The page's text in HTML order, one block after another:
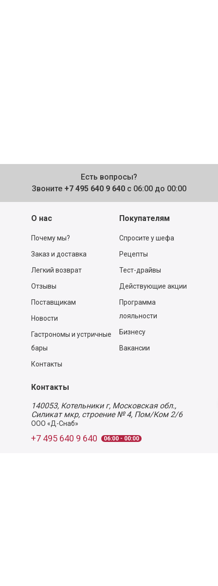
Есть вопросы?
Звоните +7 495 640 9 640 с 06:00 до 00:00
О нас
Почему мы?
Заказ и доставка
Легкий возврат
Отзывы
Поставщикам
Новости
Гастрономы и устричные
бары
Контакты
Покупателям
Спросите у шефа
Рецепты
Тест-драйвы
Действующие акции
Программа
лояльности
Бизнесу
Вакансии
Контакты
140053, Котельники г, Московская обл.,
Силикат мкр, строение № 4, Пом/Ком 2/6
ООО «Д-Снаб»
+7 495 640 9 640 06:00 - 00:00